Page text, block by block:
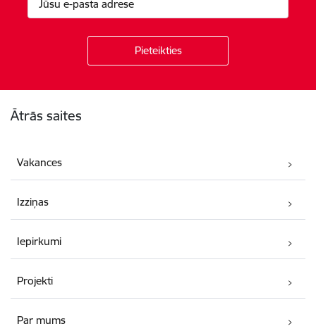
Ātrās saites
Vakances
Izziņas
Iepirkumi
Projekti
Par mums